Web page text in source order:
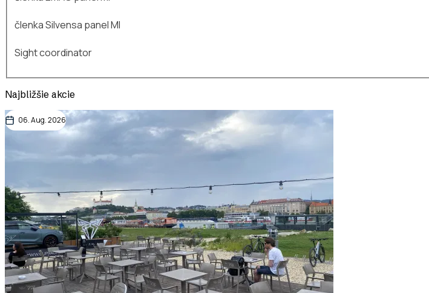
členka Silvensa panel MI
Sight coordinator
Najbližšie akcie
06. Aug. 2026